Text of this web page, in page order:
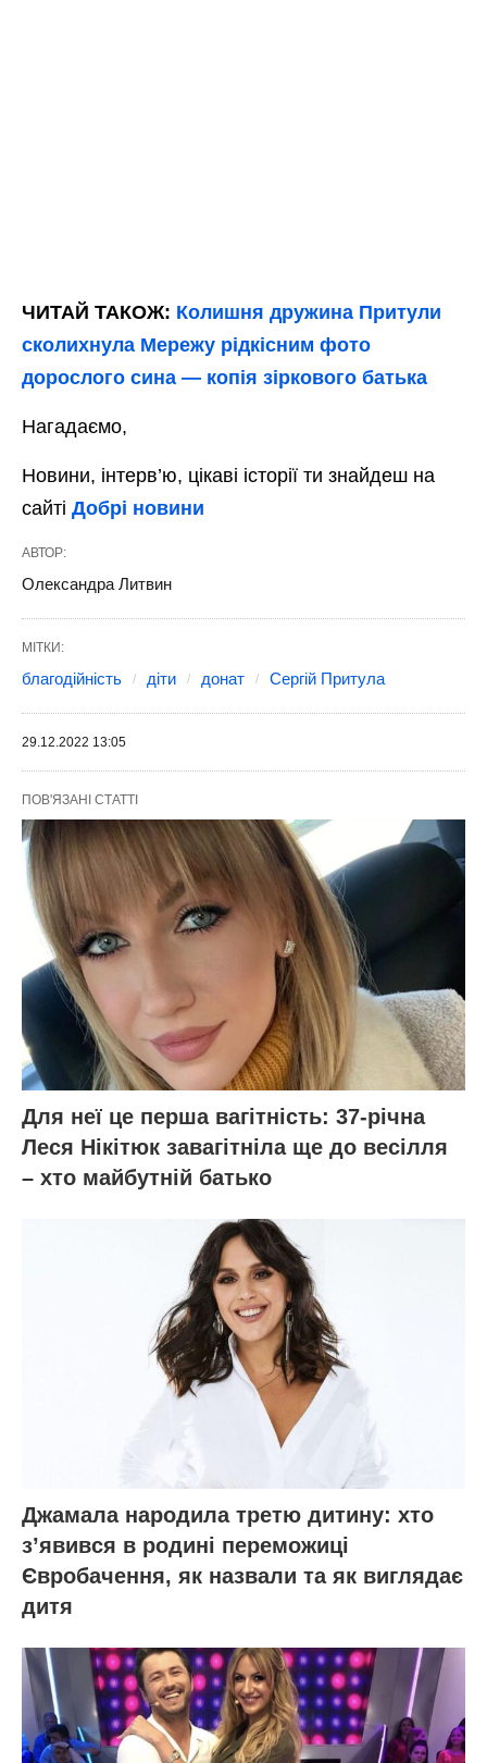
ЧИТАЙ ТАКОЖ: Колишня дружина Притули
сколихнула Мережу рідкісним фото
дорослого сина — копія зіркового батька
Нагадаємо,
Новини, інтерв’ю, цікаві історії ти знайдеш на
сайті Добрі новини
АВТОР:
Олександра Литвин
МІТКИ:
благодійність діти донат Сергій Притула
29.12.2022 13:05
ПОВ'ЯЗАНІ СТАТТІ
Для неї це перша вагітність: 37-річна
Леся Нікітюк завагітніла ще до весілля
– хто майбутній батько
Джамала народила третю дитину: хто
зʼявився в родині переможиці
Євробачення, як назвали та як виглядає
дитя